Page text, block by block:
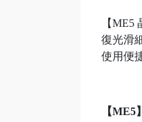
【
復光滑
使用便
【ME5